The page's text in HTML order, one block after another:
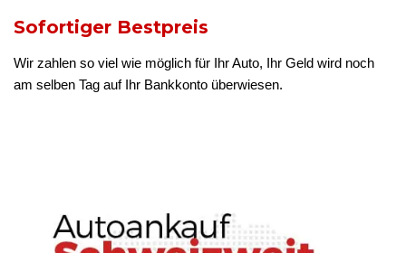
Sofortiger Bestpreis
Wir zahlen so viel wie möglich für Ihr Auto, Ihr Geld wird noch
am selben Tag auf Ihr Bankkonto überwiesen.